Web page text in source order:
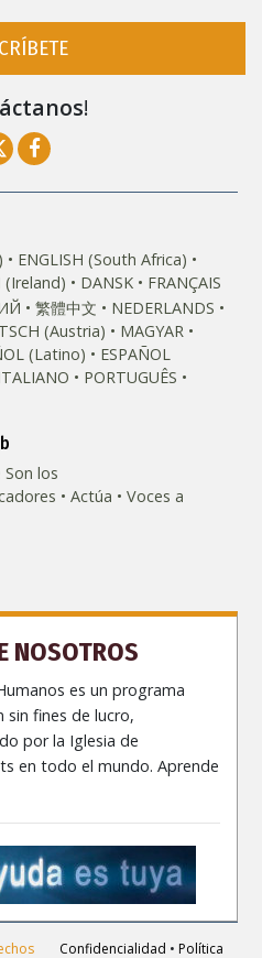
!
ENGLISH (South Africa)
(Ireland) DANSK FRANÇAIS
繁體中文
NEDERLANDS
(Austria)
MAGYAR
(Latino)
ESPAÑOL
PORTUGUÊS
Son los
Actúa
Voces a
NOSOTROS
es un programa
sin fines de lucro,
por la Iglesia de
en todo el mundo. Aprende
Confidencialidad • Política